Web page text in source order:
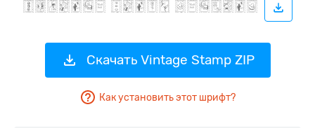
Скачать Vintage Stamp ZIP
Как установить этот шрифт?